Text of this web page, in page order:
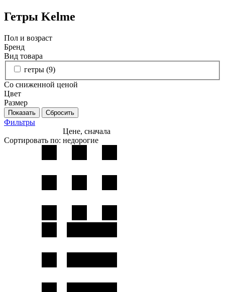
Гетры Kelme
Пол и возраст
Бренд
Вид товара
гетры (9)
Со сниженной ценой
Цвет
Размер
Фильтры
Сортировать по:
Цене, сначала
недорогие